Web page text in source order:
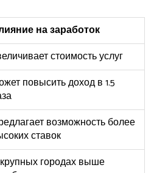
на заработок
стоимость услуг
повысить доход в 1.5
возможность более
ставок
городах выше